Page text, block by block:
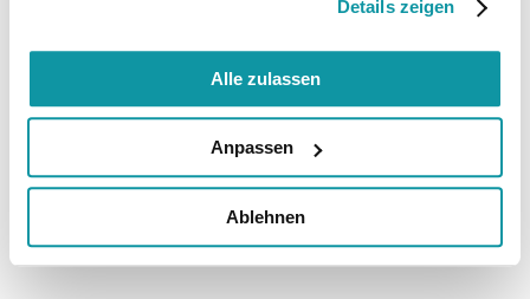
Details zeigen
Alle zulassen
Anpassen
Ablehnen